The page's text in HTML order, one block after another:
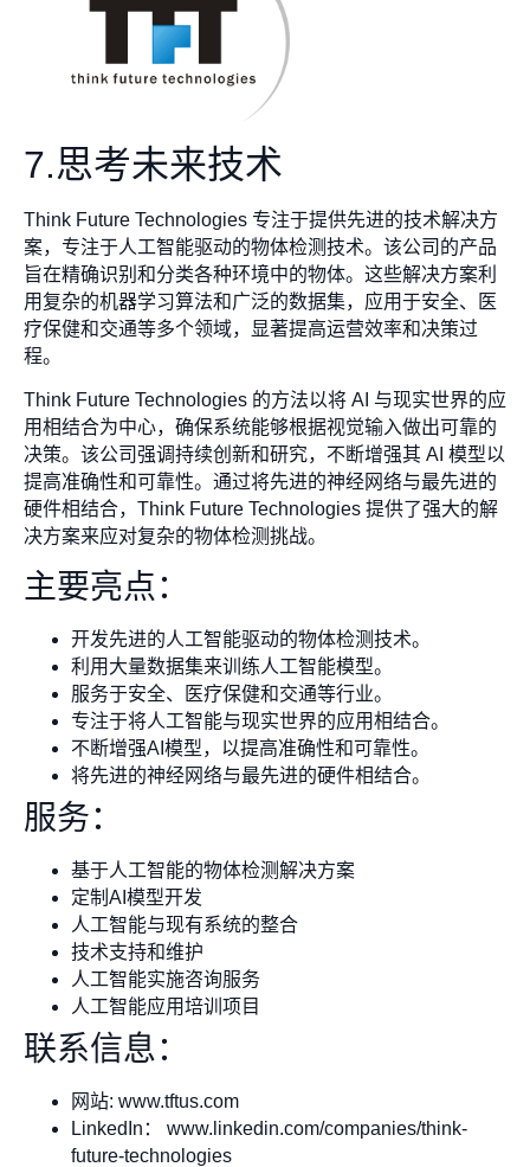
7.思考未来技术
Think Future Technologies 专注于提供先进的技术解决方
案，专注于人工智能驱动的物体检测技术。该公司的产品
旨在精确识别和分类各种环境中的物体。这些解决方案利
用复杂的机器学习算法和广泛的数据集，应用于安全、医
疗保健和交通等多个领域，显著提高运营效率和决策过
程。
Think Future Technologies 的方法以将 AI 与现实世界的应
用相结合为中心，确保系统能够根据视觉输入做出可靠的
决策。该公司强调持续创新和研究，不断增强其 AI 模型以
提高准确性和可靠性。通过将先进的神经网络与最先进的
硬件相结合，Think Future Technologies 提供了强大的解
决方案来应对复杂的物体检测挑战。
主要亮点：
开发先进的人工智能驱动的物体检测技术。
利用大量数据集来训练人工智能模型。
服务于安全、医疗保健和交通等行业。
专注于将人工智能与现实世界的应用相结合。
不断增强AI模型，以提高准确性和可靠性。
将先进的神经网络与最先进的硬件相结合。
服务：
基于人工智能的物体检测解决方案
定制AI模型开发
人工智能与现有系统的整合
技术支持和维护
人工智能实施咨询服务
人工智能应用培训项目
联系信息：
网站: www.tftus.com
LinkedIn： www.linkedin.com/companies/think-
future-technologies